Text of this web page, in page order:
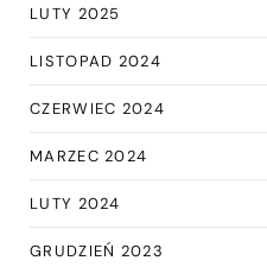
LUTY 2025
LISTOPAD 2024
CZERWIEC 2024
MARZEC 2024
LUTY 2024
GRUDZIEŃ 2023